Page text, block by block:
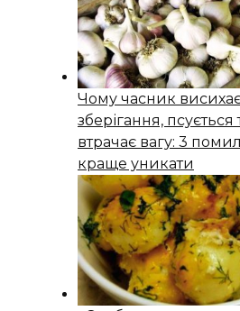
Чому часник
зберігання, псується
втрачає вагу: 3
краще уникати